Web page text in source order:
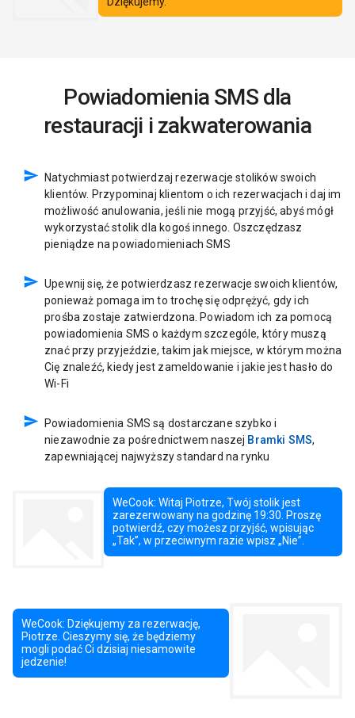
Powiadomienia SMS dla
restauracji i zakwaterowania
Natychmiast potwierdzaj rezerwacje stolików swoich
klientów. Przypominaj klientom o ich rezerwacjach i daj im
możliwość anulowania, jeśli nie mogą przyjść, abyś mógł
wykorzystać stolik dla kogoś innego. Oszczędzasz
pieniądze na powiadomieniach SMS
Upewnij się, że potwierdzasz rezerwacje swoich klientów,
ponieważ pomaga im to trochę się odprężyć, gdy ich
prośba zostaje zatwierdzona. Powiadom ich za pomocą
powiadomienia SMS o każdym szczególe, który muszą
znać przy przyjeździe, takim jak miejsce, w którym można
Cię znaleźć, kiedy jest zameldowanie i jakie jest hasło do
Wi-Fi
Powiadomienia SMS są dostarczane szybko i
niezawodnie za pośrednictwem naszej Bramki SMS,
zapewniającej najwyższy standard na rynku